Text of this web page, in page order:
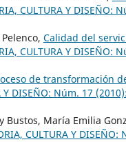
CULTURA Y
Calidad del
CULTURA Y
de transformación
Y DISEÑO: Núm. 17
Bustos, María Emilia
CULTURA Y